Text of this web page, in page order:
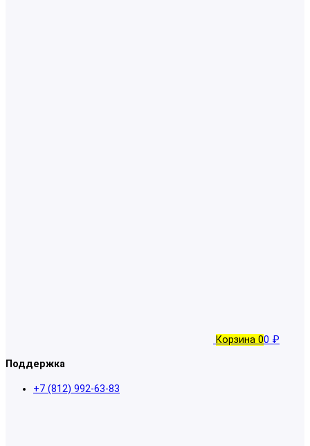
Корзина 00 ₽
Поддержка
+7 (812) 992-63-83